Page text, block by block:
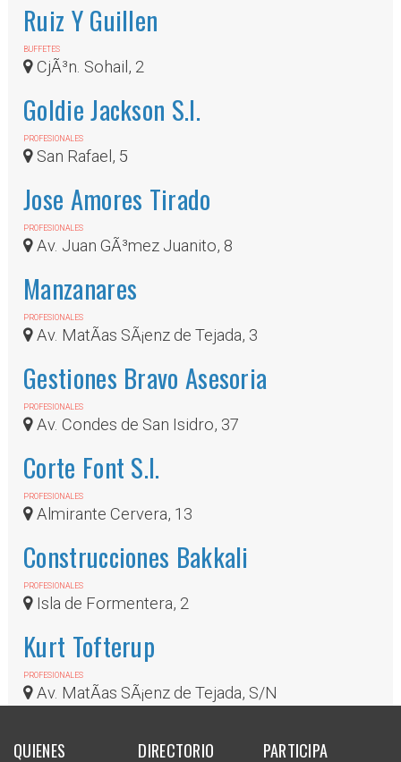
Ruiz Y Guillen
BUFFETES
CjÃ³n. Sohail, 2
Goldie Jackson S.l.
PROFESIONALES
San Rafael, 5
Jose Amores Tirado
PROFESIONALES
Av. Juan GÃ³mez Juanito, 8
Manzanares
PROFESIONALES
Av. MatÃ­as SÃ¡enz de Tejada, 3
Gestiones Bravo Asesoria
PROFESIONALES
Av. Condes de San Isidro, 37
Corte Font S.l.
PROFESIONALES
Almirante Cervera, 13
Construcciones Bakkali
PROFESIONALES
Isla de Formentera, 2
Kurt Tofterup
PROFESIONALES
Av. MatÃ­as SÃ¡enz de Tejada, S/N
QUIENES DIRECTORIO PARTICIPA